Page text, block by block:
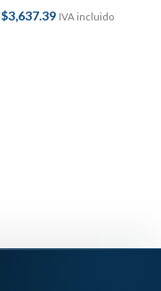
$3,637.39 IVA incluido